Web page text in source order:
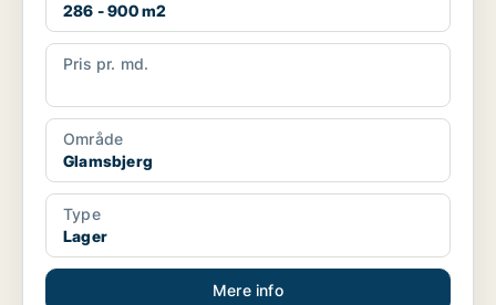
286 - 900 m2
Pris pr. md.
Område
Glamsbjerg
Type
Lager
Mere info